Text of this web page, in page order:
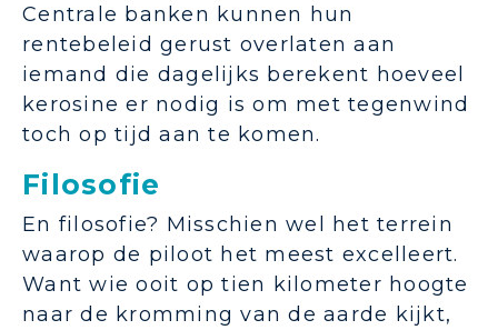
Centrale banken kunnen hun
rentebeleid gerust overlaten aan
iemand die dagelijks berekent hoeveel
kerosine er nodig is om met tegenwind
toch op tijd aan te komen.
Filosofie
En filosofie? Misschien wel het terrein
waarop de piloot het meest excelleert.
Want wie ooit op tien kilometer hoogte
naar de kromming van de aarde kijkt,